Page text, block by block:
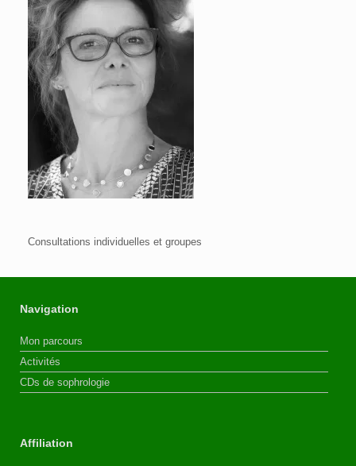
Consultations individuelles et groupes
Navigation
Mon parcours
Activités
CDs de sophrologie
Affiliation